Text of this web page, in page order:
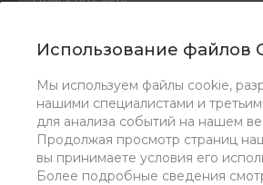
Использование файлов
Мы используем файлы cookie,
нашими специалистами и
для анализа событий на нашем
Продолжая просмотр страниц
вы принимаете условия его
Более подробные сведения